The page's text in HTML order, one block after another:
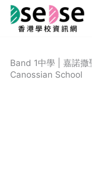
Skip
Band 1中學 | 嘉諾撒
Canossian School